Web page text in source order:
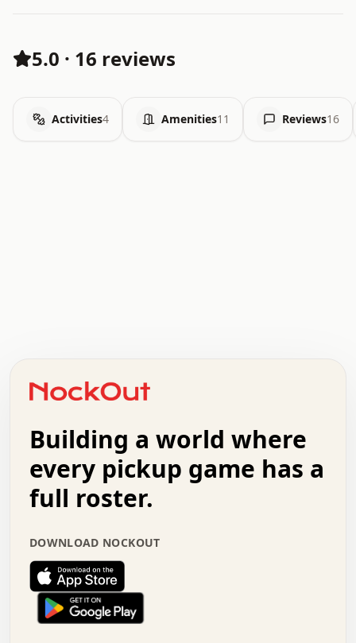
5.0 · 16 reviews
Activities4 Amenities11 Reviews16
+   .   .   .   .   .   .   .   .   .   +   .   .
.   .   .   .   .   .   .   .   .   .   .   :   .
.   .   .   .   +   .   .   .   .   .   .   .   +
.   :   .   .   .   .   .   .   .   .   o   .   .
.   .   x   .   .   .   .   .   .   :   .   .   o
.   .   .   .   :   .   .   .   .   o   .   .   .
.   .   .   .   .   .   .   :   .   .   .   .   .
.   .   .   .   .   .   .   +   .   .   x   .   .
.   .   .   .   .   :   +   .   .   .   .   .   o
.   .   .   .   .   .   .   .   .   .   .   .   .
.   .   :   o   .   .   .   .   .   .   .   +   .
.   o   .   .   .   .   x   .   .   .   .   .   .
Building a world where
every pickup game has a
full roster.
DOWNLOAD NOCKOUT